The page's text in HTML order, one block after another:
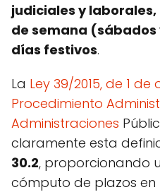
judiciales y
de semana (sábados
días festivos.
La Ley 39/2015, de 1
Procedimiento
Administraciones
claramente esta
30.2, proporcionando
cómputo de plazos en